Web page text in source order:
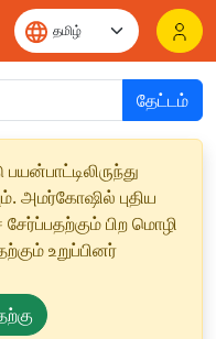
தேட்டம்
அமர்கோஷில் புதிய
பிற மொழி
உறுப்பினர்